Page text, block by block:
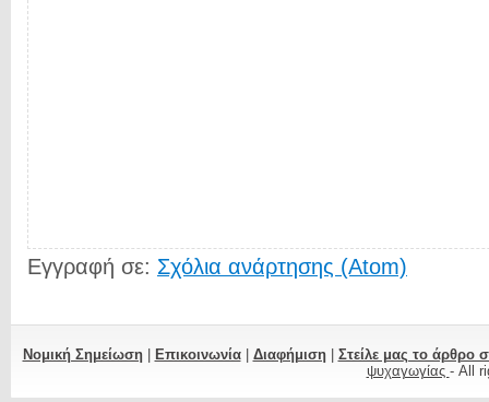
Εγγραφή σε: Σχόλια ανάρτησης (Atom)
Νομική Σημείωση| Επικοινωνία| Διαφήμιση| Στείλε μας το άρθρο
ψυχαγωγίας - All